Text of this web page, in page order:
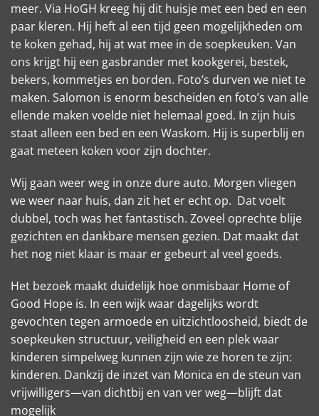
meer. Via HoGH kreeg hij dit huisje met een bed en een
paar kleren. Hij heft al een tijd geen mogelijkheden om
te koken gehad, hij at wat mee in de soepkeuken. Van
ons krijgt hij een gasbrander met kookgerei, bestek,
bekers, kommetjes en borden. Foto’s durven we niet te
maken. Salomon is enorm bescheiden en foto’s van alle
ellende maken voelde niet helemaal goed. In zijn huis
staat alleen een bed en een Waskom. Hij is superblij en
gaat meteen koken voor zijn dochter.
Wij gaan weer weg in onze dure auto. Morgen vliegen
we weer naar huis, dan zit het er echt op. Dat voelt
dubbel, toch was het fantastisch. Zoveel oprechte blije
gezichten en dankbare mensen gezien. Dat maakt dat
het nog niet klaar is maar er gebeurt al veel goeds.
Het bezoek maakt duidelijk hoe onmisbaar Home of
Good Hope is. In een wijk waar dagelijks wordt
gevochten tegen armoede en uitzichtloosheid, biedt de
soepkeuken structuur, veiligheid en een plek waar
kinderen simpelweg kunnen zijn wie ze horen te zijn:
kinderen. Dankzij de inzet van Monica en de steun van
vrijwilligers—van dichtbij en van ver weg—blijft dat
mogelijk